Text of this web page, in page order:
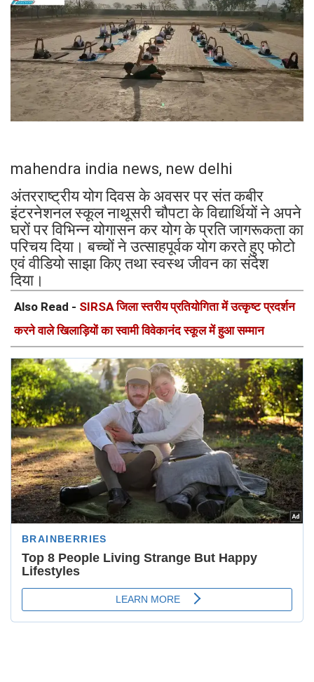
mahendra india news, new delhi
अंतरराष्ट्रीय योग दिवस के अवसर पर संत कबीर
इंटरनेशनल स्कूल नाथूसरी चौपटा के विद्यार्थियों ने अपने
घरों पर विभिन्न योगासन कर योग के प्रति जागरूकता का
परिचय दिया। बच्चों ने उत्साहपूर्वक योग करते हुए फोटो
एवं वीडियो साझा किए तथा स्वस्थ जीवन का संदेश
दिया।
Also Read - SIRSA जिला स्तरीय प्रतियोगिता में उत्कृष्ट प्रदर्शन
करने वाले खिलाड़ियों का स्वामी विवेकानंद स्कूल में हुआ सम्मान